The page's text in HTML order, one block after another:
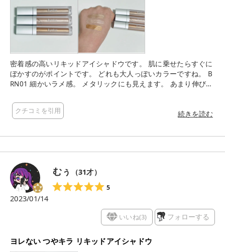
密着感の高いリキッドアイシャドウです。 肌に乗せたらすぐに
ぼかすのがポイントです。 どれも大人っぽいカラーですね。 B
RN01 細かいラメ感。 メタリックにも見えます。 あまり伸びま
にも、あとから乗せても使いやすいです。 伸びが良く広範囲に
使えます。 ORN01 ブラウンの色違いな感じでした。 細かいラ
クチコミを引用 続きを読む
むぅ （31才）
5
2023/01/14
いいね(3) フォローする
ヨレない つやキラ リキッドアイシャドウ